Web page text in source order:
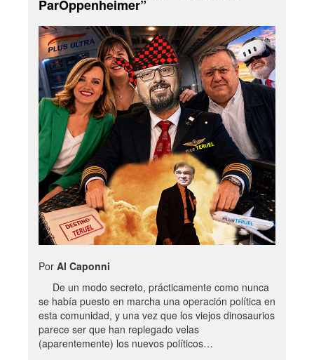
ParOppenheimer”
Por Al Caponni
De un modo secreto, prácticamente como nunca
se había puesto en marcha una operación política en
esta comunidad, y una vez que los viejos dinosaurios
parece ser que han replegado velas
(aparentemente) los nuevos políticos…